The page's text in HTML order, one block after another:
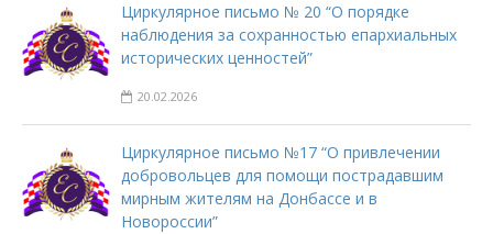
Циркулярное письмо № 20 “О порядке
наблюдения за сохранностью епархиальных
исторических ценностей”
20.02.2026
Циркулярное письмо №17 “О привлечении
добровольцев для помощи пострадавшим
мирным жителям на Донбассе и в
Новороссии”